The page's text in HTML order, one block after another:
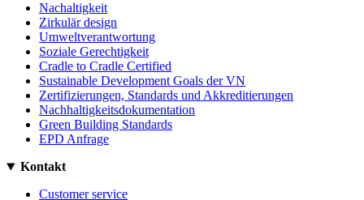
Nachaltigkeit
Zirkulär design
Umweltverantwortung
Soziale Gerechtigkeit
Cradle to Cradle Certified
Sustainable Development Goals der VN
Zertifizierungen, Standards und Akkreditierungen
Nachhaltigkeitsdokumentation
Green Building Standards
EPD Anfrage
Kontakt
Customer service